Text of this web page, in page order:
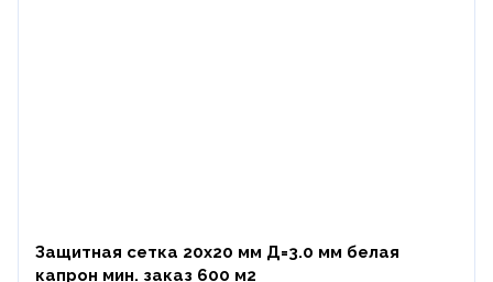
Защитная сетка 20х20 мм Д=3.0 мм белая
капрон мин. заказ 600 м2